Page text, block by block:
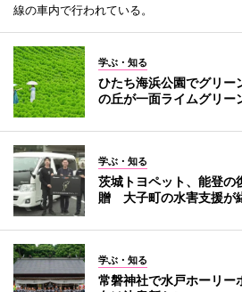
線の車内で行われている。
学ぶ・知る
ひたち海浜公園でグリ
の丘が一面ライムグリー
学ぶ・知る
茨城トヨペット、能登の
贈 大子町の水害支援が
学ぶ・知る
常磐神社で水戸ホーリ